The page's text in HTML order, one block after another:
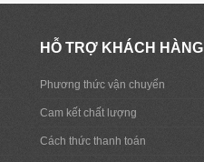
HỖ TRỢ KHÁCH HÀNG
Phương thức vận chuyển
Cam kết chất lượng
Cách thức thanh toán